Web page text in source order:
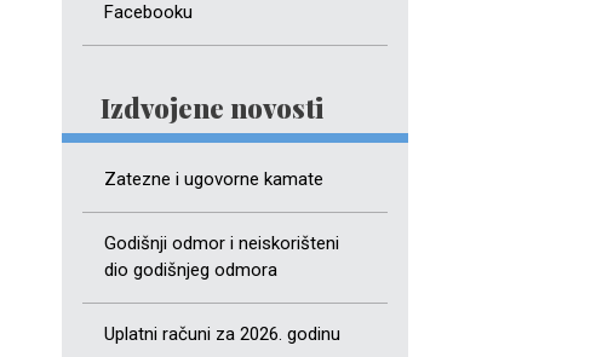
Facebooku
Izdvojene novosti
Zatezne i ugovorne kamate
Godišnji odmor i neiskorišteni
dio godišnjeg odmora
Uplatni računi za 2026. godinu